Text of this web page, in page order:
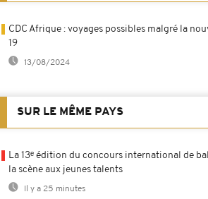
CDC Afrique : voyages possibles malgré la
19
13/08/2024
SUR LE MÊME PAYS
La 13ᵉ édition du concours international de
la scène aux jeunes talents
Il y a 25 minutes